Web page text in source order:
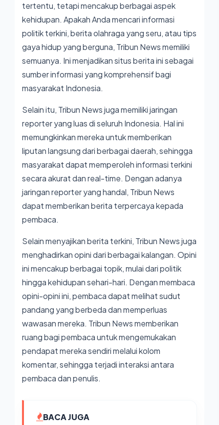
tertentu, tetapi mencakup berbagai aspek
kehidupan. Apakah Anda mencari informasi
politik terkini, berita olahraga yang seru, atau tips
gaya hidup yang berguna, Tribun News memiliki
semuanya. Ini menjadikan situs berita ini sebagai
sumber informasi yang komprehensif bagi
masyarakat Indonesia.
Selain itu, Tribun News juga memiliki jaringan
reporter yang luas di seluruh Indonesia. Hal ini
memungkinkan mereka untuk memberikan
liputan langsung dari berbagai daerah, sehingga
masyarakat dapat memperoleh informasi terkini
secara akurat dan real-time. Dengan adanya
jaringan reporter yang handal, Tribun News
dapat memberikan berita terpercaya kepada
pembaca.
Selain menyajikan berita terkini, Tribun News juga
menghadirkan opini dari berbagai kalangan. Opini
ini mencakup berbagai topik, mulai dari politik
hingga kehidupan sehari-hari. Dengan membaca
opini-opini ini, pembaca dapat melihat sudut
pandang yang berbeda dan memperluas
wawasan mereka. Tribun News memberikan
ruang bagi pembaca untuk mengemukakan
pendapat mereka sendiri melalui kolom
komentar, sehingga terjadi interaksi antara
pembaca dan penulis.
BACA JUGA